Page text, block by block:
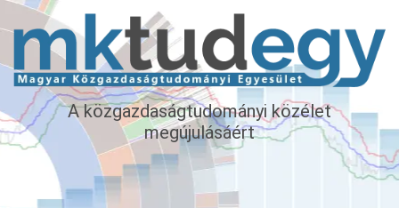
A közgazdaságtudományi közélet
megújulásáért